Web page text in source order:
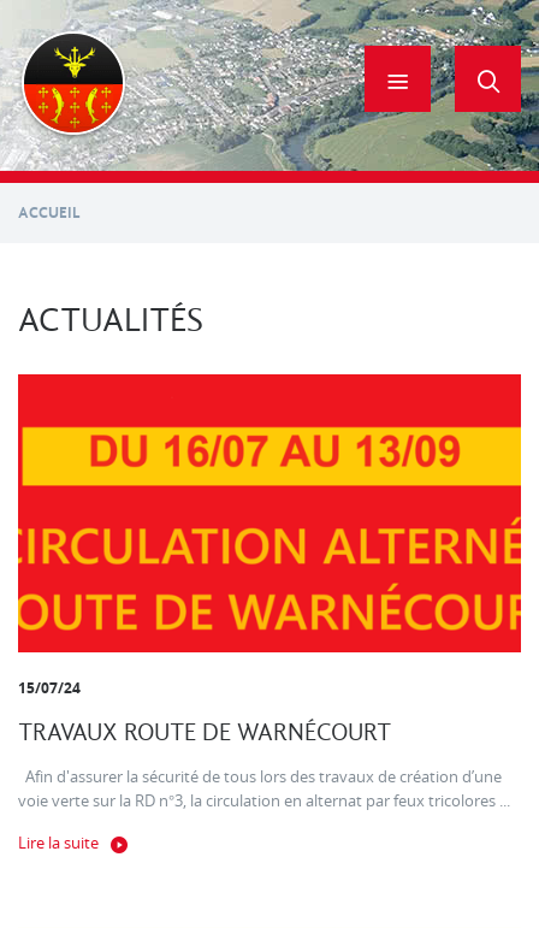
contenu
principal
ACCUEIL
ACTUALITÉS
15/07/24
TRAVAUX ROUTE DE WARNÉCOURT
Afin d'assurer la sécurité de tous lors des travaux de création d’une
voie verte sur la RD n°3, la circulation en alternat par feux tricolores ...
Lire la suite